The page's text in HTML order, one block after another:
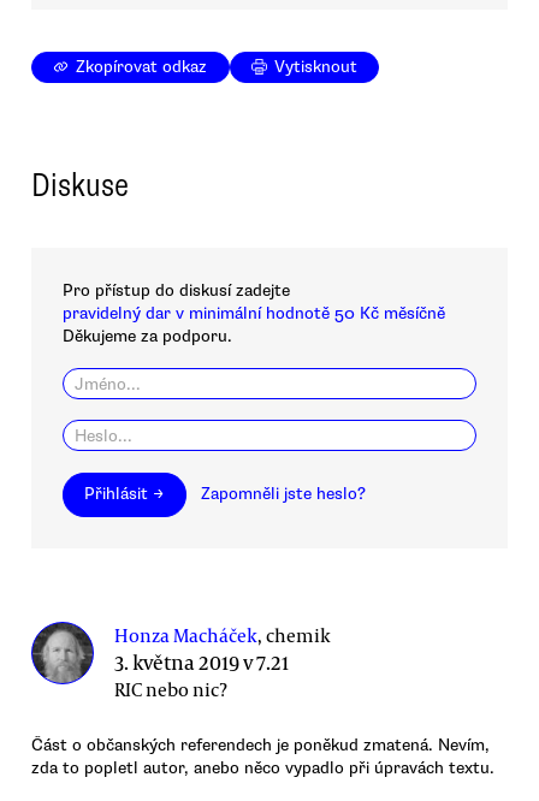
Zkopírovat odkaz Vytisknout
Diskuse
Pro přístup do diskusí zadejte
pravidelný dar v minimální hodnotě 50 Kč měsíčně
Děkujeme za podporu.
Přihlásit → Zapomněli jste heslo?
Honza Macháček, chemik
3. května 2019 v 7.21
RIC nebo nic?
Část o občanských referendech je poněkud zmatená. Nevím,
zda to popletl autor, anebo něco vypadlo při úpravách textu.